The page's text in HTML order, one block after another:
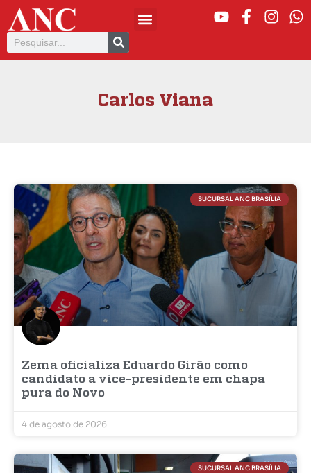
Carlos Viana
SUCURSAL ANC BRASÍLIA
Zema oficializa Eduardo Girão como
candidato a vice-presidente em chapa
pura do Novo
4 de agosto de 2026
SUCURSAL ANC BRASÍLIA